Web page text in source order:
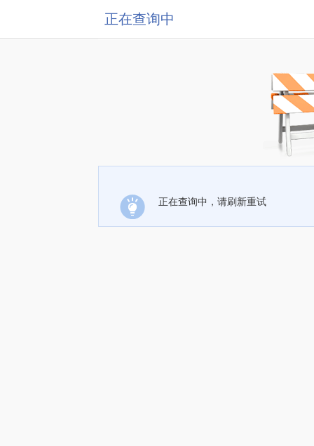
正在查询中
正在查询中，请刷新重试